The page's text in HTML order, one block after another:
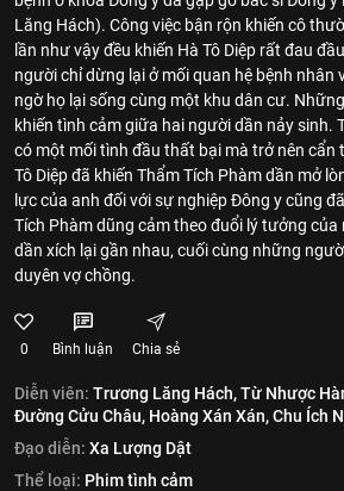
Lăng Hách). Công việc bận rộn khiến cô
lần như vậy đều khiến Hà Tô Diệp rất đau
người chỉ dừng lại ở mối quan hệ bệnh nhân
ngờ họ lại sống cùng một khu dân cư.
khiến tình cảm giữa hai người dần nảy sinh.
có một mối tình đầu thất bại mà trở nên cẩn
Tô Diệp đã khiến Thẩm Tích Phàm dần mở
lực của anh đối với sự nghiệp Đông y cũng
Tích Phàm dũng cảm theo đuổi lý tưởng
dần xích lại gần nhau, cuối cùng những
duyên vợ chồng.
0 Bình luận Chia sẻ
Diễn viên: Trương Lăng Hách,Từ Nhược
Đường Cửu Châu, Hoàng Xán Xán,Chu Ích
Đạo diễn: Xa Lượng Dật
Thể loại: Phim tình cảm